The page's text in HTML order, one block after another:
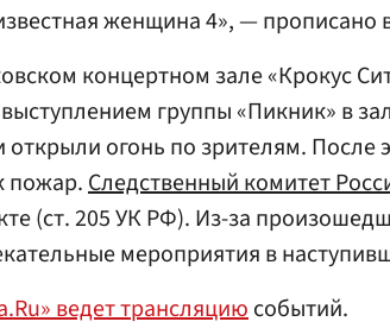
женщина 4», — прописано
концертном зале «Крокус
группы «Пикник» в
огонь по зрителям. После
пожар.Следственный комитет
(ст. 205 УК РФ). Из-за
мероприятия в
ведет трансляциюсобытий.